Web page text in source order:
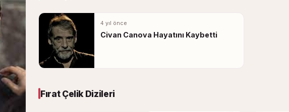
4 yıl önce
Civan Canova Hayatını Kaybetti
Fırat Çelik Dizileri